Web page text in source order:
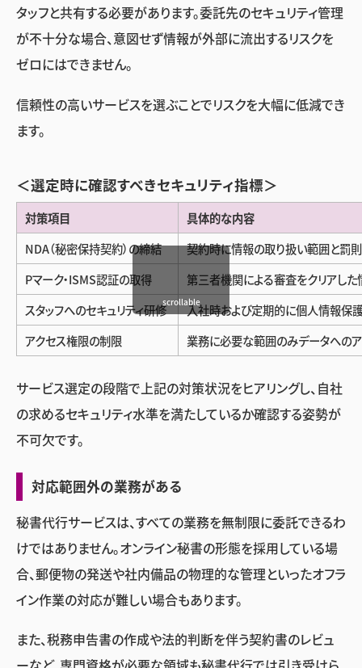
タッフと共有する必要があります。委託先のセキュリティ管理
が不十分な場合、意図せず情報が外部に流出するリスクを
ゼロにはできません。
信頼性の高いサービスを選ぶことでリスクを大幅に低減でき
ます。
＜選定時に確認すべきセキュリティ指標＞
対策項目
具体的な内容
NDA（秘密保持契約）の締結
契約時に情報の取り扱い範囲と罰
Pマーク・ISMS認証の取得
第三者機関による審査をクリアし
スタッフへのセキュリティ研修
入社時および定期的に個人情報保
アクセス権限の制限
業務に必要な範囲のみデータへの
scrollable
サービス選定の段階で上記の対策状況をヒアリングし、自社
の求めるセキュリティ水準を満たしているか確認する姿勢が
不可欠です。
対応範囲外の業務がある
秘書代行サービスは、すべての業務を無制限に委託できるわ
けではありません。オンライン秘書の形態を採用している場
合、郵便物の発送や社内備品の物理的な管理といったオフラ
イン作業の対応が難しい場合もあります。
また、税務申告書の作成や法的判断を伴う契約書のレビュ